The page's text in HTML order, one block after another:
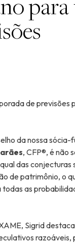
de previsões
da nossa sócia-
, CFP®, é não
das conjecturas
de patrimônio, o
todas as
Sigrid
razoáveis,